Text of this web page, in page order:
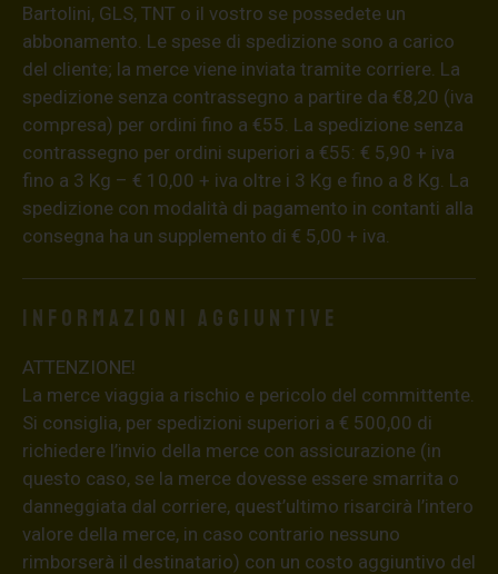
Bartolini, GLS, TNT o il vostro se possedete un
abbonamento. Le spese di spedizione sono a carico
del cliente; la merce viene inviata tramite corriere. La
spedizione senza contrassegno a partire da €8,20 (iva
compresa) per ordini fino a €55. La spedizione senza
contrassegno per ordini superiori a €55: € 5,90 + iva
fino a 3 Kg – € 10,00 + iva oltre i 3 Kg e fino a 8 Kg. La
spedizione con modalità di pagamento in contanti alla
consegna ha un supplemento di € 5,00 + iva.
Informazioni aggiuntive
ATTENZIONE!
La merce viaggia a rischio e pericolo del committente.
Si consiglia, per spedizioni superiori a € 500,00 di
richiedere l’invio della merce con assicurazione (in
questo caso, se la merce dovesse essere smarrita o
danneggiata dal corriere, quest’ultimo risarcirà l’intero
valore della merce, in caso contrario nessuno
rimborserà il destinatario) con un costo aggiuntivo del